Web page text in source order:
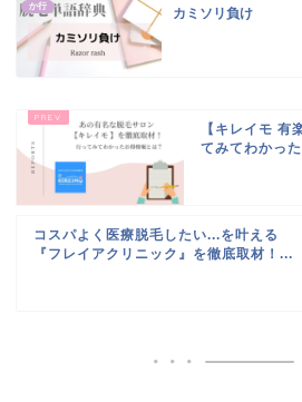
か行 カミソリ負け
【キレイモ 有
てみてわかっ
コスパよく医療脱毛したい...を叶える
『フレイアクリニック』を徹底取材！...